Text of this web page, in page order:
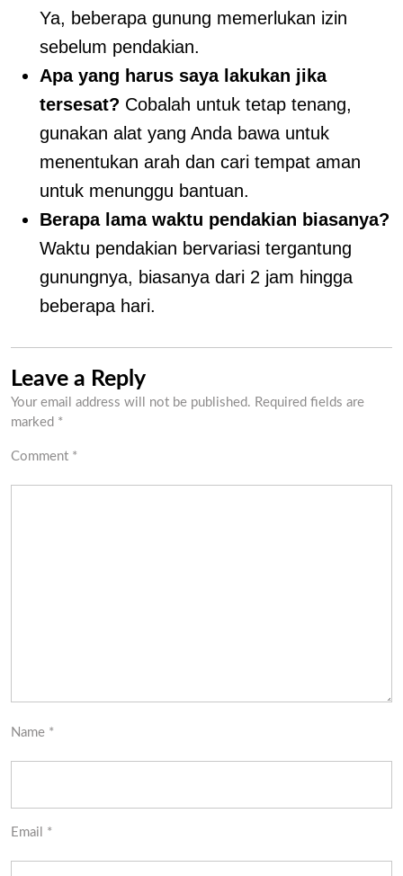
Ya, beberapa gunung memerlukan izin
sebelum pendakian.
Apa yang harus saya lakukan jika
tersesat? Cobalah untuk tetap tenang,
gunakan alat yang Anda bawa untuk
menentukan arah dan cari tempat aman
untuk menunggu bantuan.
Berapa lama waktu pendakian biasanya?
Waktu pendakian bervariasi tergantung
gunungnya, biasanya dari 2 jam hingga
beberapa hari.
Leave a Reply
Your email address will not be published. Required fields are
marked *
Comment *
Name *
Email *